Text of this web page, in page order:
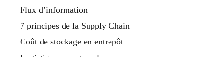
Flux d’information
7 principes de la Supply Chain
Coût de stockage en entrepôt